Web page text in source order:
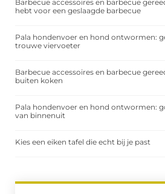
Barbecue accessoires en barbecue
hebt voor een geslaagde barbecue
Pala hondenvoer en hond ontwormen:
trouwe viervoeter
Barbecue accessoires en barbecue
buiten koken
Pala hondenvoer en hond ontwormen:
van binnenuit
Kies een eiken tafel die echt bij je past